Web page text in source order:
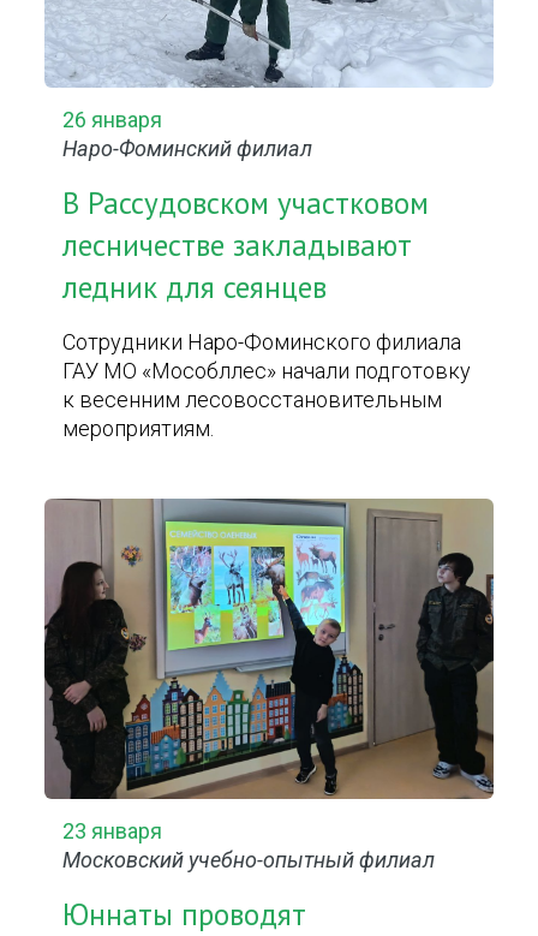
26 января
Наро-Фоминский филиал
В Рассудовском участковом
лесничестве закладывают
ледник для сеянцев
Сотрудники Наро-Фоминского филиала
ГАУ МО «Мособллес» начали подготовку
к весенним лесовосстановительным
мероприятиям.
23 января
Московский учебно-опытный филиал
Юннаты проводят